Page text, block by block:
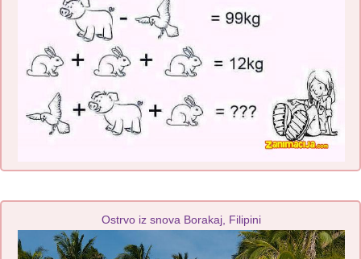
Ostrvo iz snova Borakaj, Filipini